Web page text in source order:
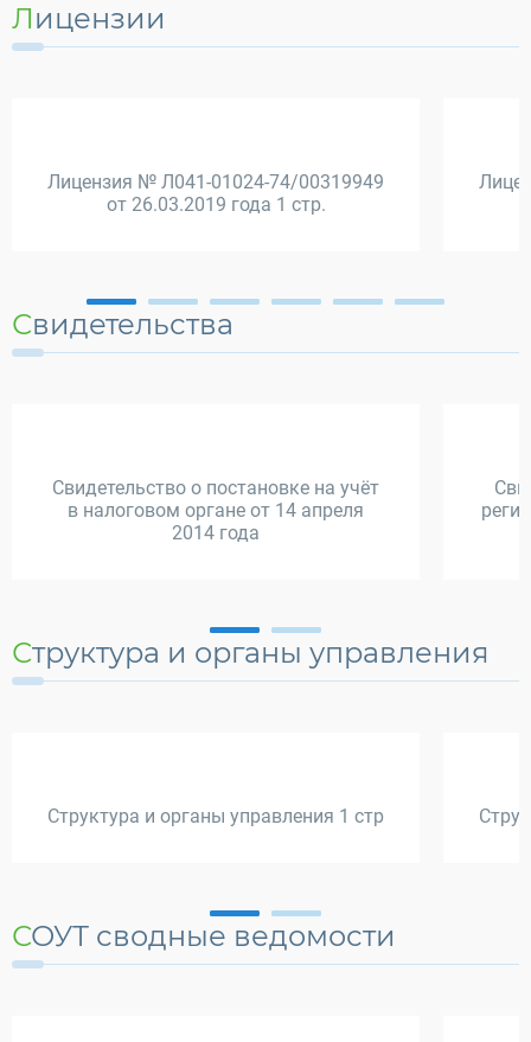
Лицензии
Лицензия № Л041-01024-74/00319949
от 26.03.2019 года 1 стр.
Свидетельства
Свидетельство о постановке на учёт
в налоговом органе от 14 апреля
2014 года
Структура и органы управления
Структура и органы управления 1 стр
СОУТ сводные ведомости